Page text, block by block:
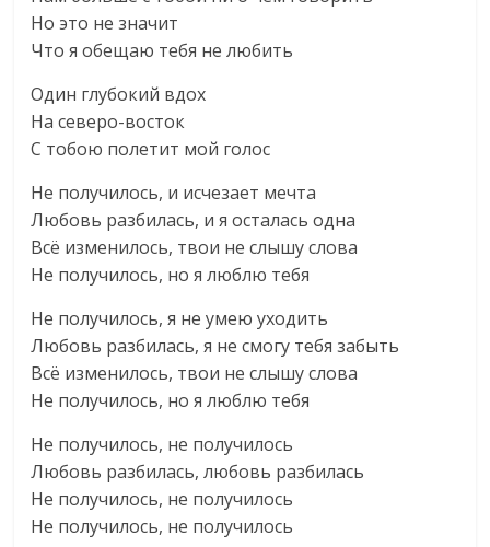
Но это не значит
Что я обещаю тебя не любить
Один глубокий вдох
На северо-восток
С тобою полетит мой голос
Не получилось, и исчезает мечта
Любовь разбилась, и я осталась одна
Всё изменилось, твои не слышу слова
Не получилось, но я люблю тебя
Не получилось, я не умею уходить
Любовь разбилась, я не смогу тебя забыть
Всё изменилось, твои не слышу слова
Не получилось, но я люблю тебя
Не получилось, не получилось
Любовь разбилась, любовь разбилась
Не получилось, не получилось
Не получилось, не получилось